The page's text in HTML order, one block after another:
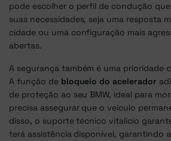
pode escolher o perfil de condução
suas necessidades, seja uma resposta
cidade ou uma configuração mais
abertas.
A segurança também é uma prioridade
A função de bloqueio do acelerador
de proteção ao seu BMW, ideal para
precisa assegurar que o veículo
disso, o suporte técnico vitalício
terá assistência disponível, garantindo